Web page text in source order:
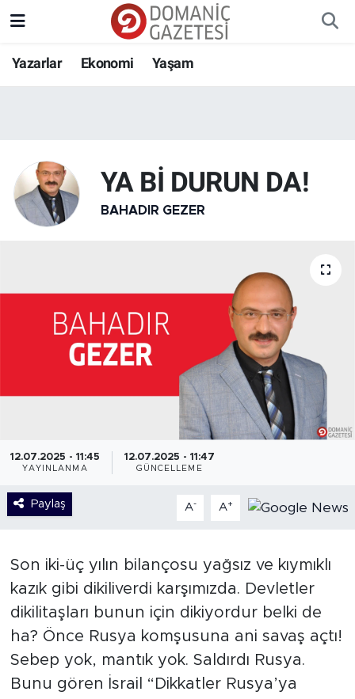
Yazarlar Ekonomi Yaşam
YA Bİ DURUN DA!
BAHADIR GEZER
12.07.2025 - 11:45
YAYINLANMA
12.07.2025 - 11:47
GÜNCELLEME
Paylaş A- A+
Son iki-üç yılın bilançosu yağsız ve kıymıklı
kazık gibi dikiliverdi karşımızda. Devletler
dikilitaşları bunun için dikiyordur belki de
ha? Önce Rusya komşusuna ani savaş açtı!
Sebep yok, mantık yok. Saldırdı Rusya.
Bunu gören İsrail “Dikkatler Rusya’ya